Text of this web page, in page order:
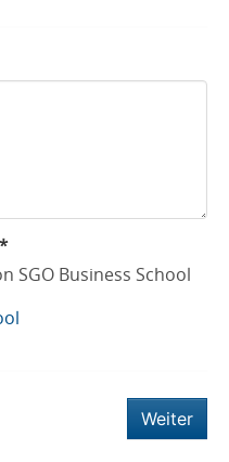
SGO Business School
Weiter